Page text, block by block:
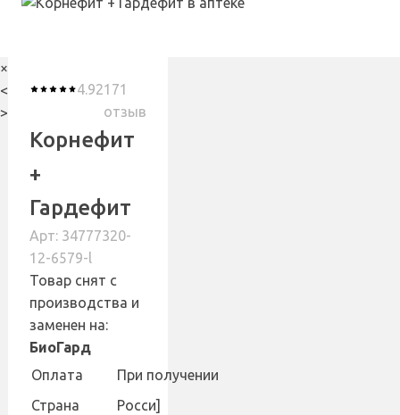
×
<
>
4.92171
отзыв
Корнефит
+
Гардефит
Арт: 34777320-
12-6579-l
Товар снят с
производства и
заменен на:
БиоГард
Оплата
При получении
Страна
Росси]